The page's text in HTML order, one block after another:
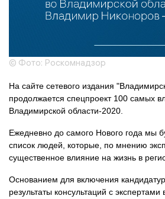
© Фото: Роскомнадзор
На сайте сетевого издания
продолжается спецпроект 100 самых
Владимирской области-2020.
Ежедневно до самого Нового года мы
список людей, которые, по мнению
существенное влияние на жизнь в
Основанием для включения
результаты консультаций с